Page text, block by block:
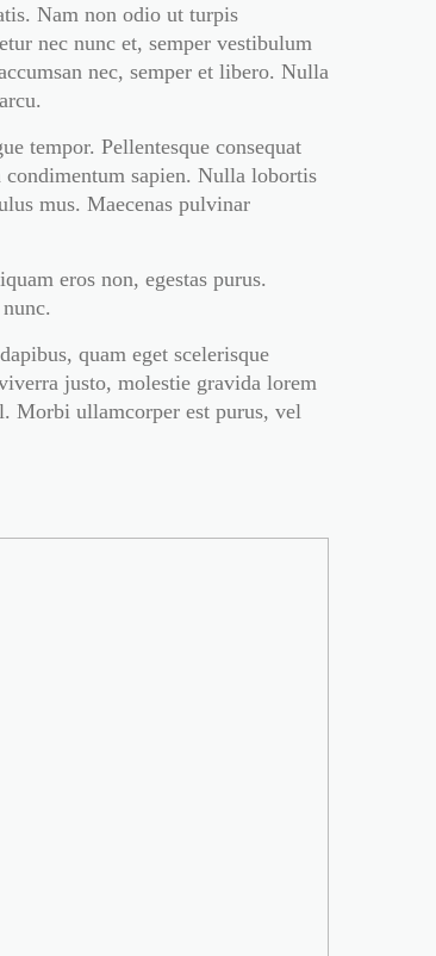
Nam non odio ut turpis
nec nunc et, semper vestibulum
nec, semper et libero. Nulla
tempor. Pellentesque consequat
sapien. Nulla lobortis
mus. Maecenas pulvinar
eros non, egestas purus.
quam eget scelerisque
justo, molestie gravida lorem
Morbi ullamcorper est purus, vel